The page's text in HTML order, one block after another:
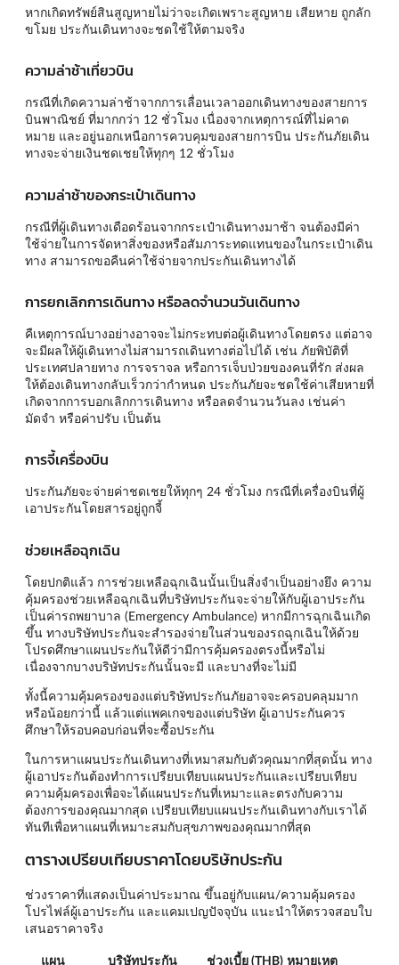
หากเกิดทรัพย์สินสูญหายไม่ว่าจะเกิดเพราะสูญหาย เสียหาย ถูกลัก
ขโมย ประกันเดินทางจะชดใช้ให้ตามจริง
ความล่าช้าเที่ยวบิน
กรณีที่เกิดความล่าช้าจากการเลื่อนเวลาออกเดินทางของสายการ
บินพาณิชย์ ที่มากกว่า 12 ชั่วโมง เนื่องจากเหตุการณ์ที่ไม่คาด
หมาย และอยู่นอกเหนือการควบคุมของสายการบิน ประกันภัยเดิน
ทางจะจ่ายเงินชดเชยให้ทุกๆ 12 ชั่วโมง
ความล่าช้าของกระเป๋าเดินทาง
กรณีที่ผู้เดินทางเดือดร้อนจากกระเป๋าเดินทางมาช้า จนต้องมีค่า
ใช้จ่ายในการจัดหาสิ่งของหรือสัมภาระทดแทนของในกระเป๋าเดิน
ทาง สามารถขอคืนค่าใช้จ่ายจากประกันเดินทางได้
การยกเลิกการเดินทาง หรือลดจำนวนวันเดินทาง
คืเหตุการณ์บางอย่างอาจจะไม่กระทบต่อผู้เดินทางโดยตรง แต่อาจ
จะมีผลให้ผู้เดินทางไม่สามารถเดินทางต่อไปได้ เช่น ภัยพิบัติที่
ประเทศปลายทาง การจราจล หรือการเจ็บป่วยของคนที่รัก ส่งผล
ให้ต้องเดินทางกลับเร็วกว่ากำหนด ประกันภัยจะชดใช้ค่าเสียหายที่
เกิดจากการบอกเลิกการเดินทาง หรือลดจำนวนวันลง เช่นค่า
มัดจำ หรือค่าปรับ เป็นต้น
การจี้เครื่องบิน
ประกันภัยจะจ่ายค่าชดเชยให้ทุกๆ 24 ชั่วโมง กรณีที่เครื่องบินที่ผู้
เอาประกันโดยสารอยู่ถูกจี้
ช่วยเหลือฉุกเฉิน
โดยปกติแล้ว การช่วยเหลือฉุกเฉินนั้นเป็นสิ่งจำเป็นอย่างยึง ความ
คุ้มครองช่วยเหลือฉุกเฉินที่บริษัทประกันจะจ่ายให้กับผู้เอาประกัน
เป็นค่ารถพยาบาล (Emergency Ambulance) หากมีการฉุกเฉินเกิด
ขึ้น ทางบริษัทประกันจะสำรองจ่ายในส่วนของรถฉุกเฉินให้ด้วย
โปรดศึกษาแผนประกันให้ดีว่ามีการคุ้มครองตรงนี้หรือไม่
เนื่องจากบางบริษัทประกันนั้นจะมี และบางที่จะไม่มี
ทั้งนี้ความคุ้มครองของแต่บริษัทประกันภัยอาจจะครอบคลุมมาก
หรือน้อยกว่านี้ แล้วแต่แพคเกจของแต่บริษัท ผู้เอาประกันควร
ศึกษาให้รอบคอบก่อนที่จะซื้อประกัน
ในการหาแผนประกันเดินทางที่เหมาสมกับตัวคุณมากที่สุดนั้น ทาง
ผู้เอาประกันต้องทำการเปรียบเทียบแผนประกันและเปรียบเทียบ
ความคุ้มครองเพื่อจะได้แผนประกันที่เหมาะและตรงกับความ
ต้องการของคุณมากสุด เปรียบเทียบแผนประกันเดินทางกับเราได้
ทันทีเพื่อหาแผนที่เหมาะสมกับสุขภาพของคุณมากที่สุด
ตารางเปรียบเทียบราคาโดยบริษัทประกัน
ช่วงราคาที่แสดงเป็นค่าประมาณ ขึ้นอยู่กับแผน/ความคุ้มครอง
โปรไฟล์ผู้เอาประกัน และแคมเปญปัจจุบัน แนะนำให้ตรวจสอบใบ
เสนอราคาจริง
แผน บริษัทประกัน ช่วงเบี้ย (THB) หมายเหตุ